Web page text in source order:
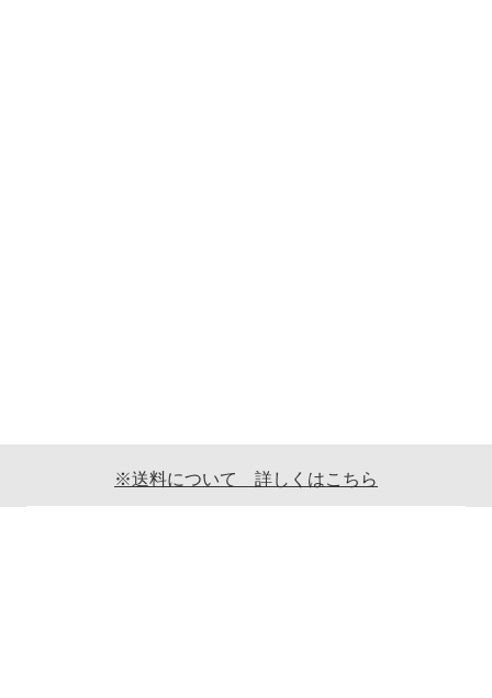
※送料について 詳しくはこちら